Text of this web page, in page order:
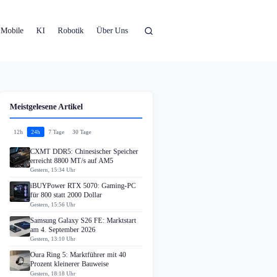
Mobile KI Robotik Über Uns
Meistgelesene Artikel
12h 24h 7 Tage 30 Tage
CXMT DDR5: Chinesischer Speicher
erreicht 8800 MT/s auf AM5
Gestern, 15:34 Uhr
iBUYPower RTX 5070: Gaming-PC
für 800 statt 2000 Dollar
Gestern, 15:56 Uhr
Samsung Galaxy S26 FE: Marktstart
am 4. September 2026
Gestern, 13:10 Uhr
Oura Ring 5: Marktführer mit 40
Prozent kleinerer Bauweise
Gestern, 18:18 Uhr